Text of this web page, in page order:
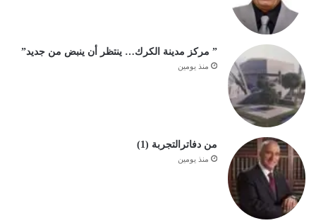
” مركز مدينة الكرك… ينتظر أن ينبض من جديد”
منذ يومين
من دفاترالتجربة (1)
منذ يومين